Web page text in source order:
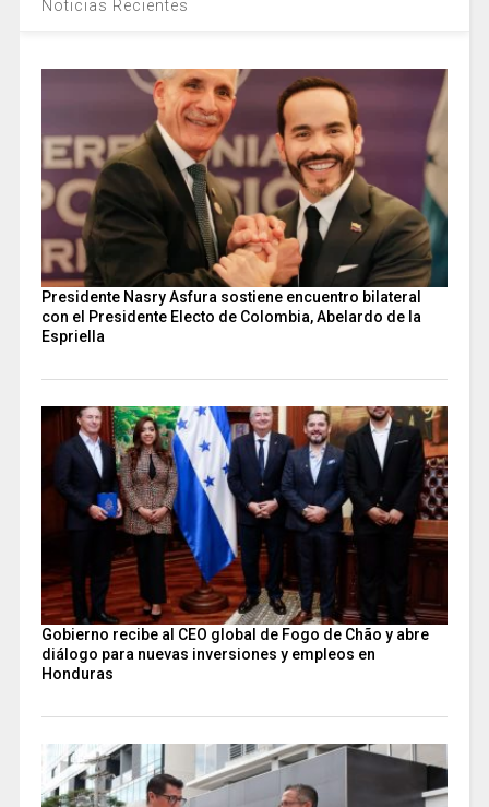
Noticias Recientes
Presidente Nasry Asfura sostiene encuentro bilateral
con el Presidente Electo de Colombia, Abelardo de la
Espriella
Gobierno recibe al CEO global de Fogo de Chão y abre
diálogo para nuevas inversiones y empleos en
Honduras